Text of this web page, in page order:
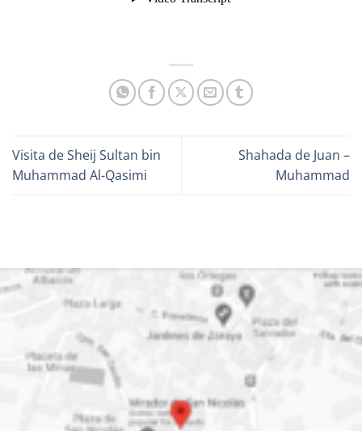
Visita de Sheij Sultan bin
Muhammad Al-Qasimi
Shahada de Juan –
Muhammad